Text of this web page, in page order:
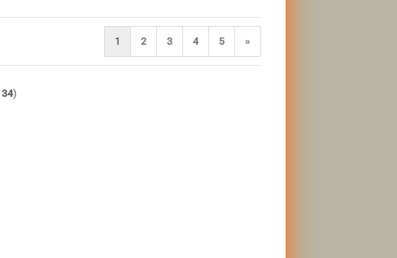
1 2 3 4 5 »
34)